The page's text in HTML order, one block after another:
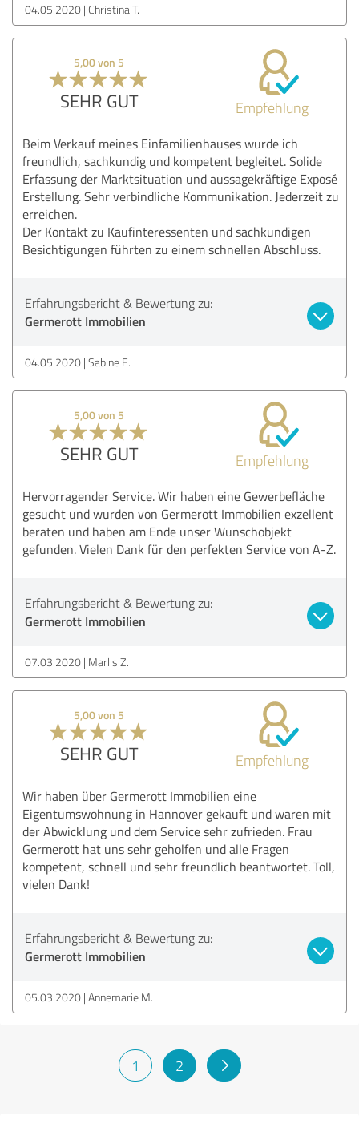
04.05.2020 Christina T.
5,00 von 5
SEHR GUT Empfehlung
Beim Verkauf meines Einfamilienhauses wurde ich
freundlich, sachkundig und kompetent begleitet. Solide
Erfassung der Marktsituation und aussagekräftige Exposé
Erstellung. Sehr verbindliche Kommunikation. Jederzeit zu
erreichen.
Der Kontakt zu Kaufinteressenten und sachkundigen
Besichtigungen führten zu einem schnellen Abschluss.
Erfahrungsbericht & Bewertung zu:
Germerott Immobilien
04.05.2020 Sabine E.
5,00 von 5
SEHR GUT Empfehlung
Hervorragender Service. Wir haben eine Gewerbefläche
gesucht und wurden von Germerott Immobilien exzellent
beraten und haben am Ende unser Wunschobjekt
gefunden. Vielen Dank für den perfekten Service von A-Z.
Erfahrungsbericht & Bewertung zu:
Germerott Immobilien
07.03.2020 Marlis Z.
5,00 von 5
SEHR GUT Empfehlung
Wir haben über Germerott Immobilien eine
Eigentumswohnung in Hannover gekauft und waren mit
der Abwicklung und dem Service sehr zufrieden. Frau
Germerott hat uns sehr geholfen und alle Fragen
kompetent, schnell und sehr freundlich beantwortet. Toll,
vielen Dank!
Erfahrungsbericht & Bewertung zu:
Germerott Immobilien
05.03.2020 Annemarie M.
1 2